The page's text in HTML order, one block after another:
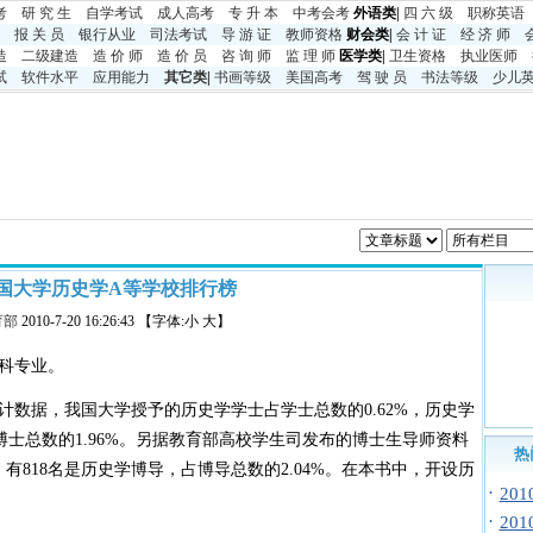
研 究 生 自学考试 成人高考 专 升 本 中考会考 外语类| 四 六 级
职称英语
报 关 员
银行从业 司法考试 导 游 证 教师资格 财会类| 会 计 证 经 济 师
二级建造 造 价 师 造 价 员 咨 询 师 监 理 师 医学类| 卫生资格 执业医师
软件水平 应用能力 其它类 书画等级 美国高考 驾 驶 员 书法等级 少儿
大学历史学A等学校排行榜
部 2010-7-20 16:26:43 【字体:小 大】
专业。
据，我国大学授予的历史学学士占学士总数的0.62%，历史学
总数的1.96%。另据教育部高校学生司发布的博士生导师资料
818名是历史学博导，占博导总数的2.04%。在本书中，开设历
热
·
·